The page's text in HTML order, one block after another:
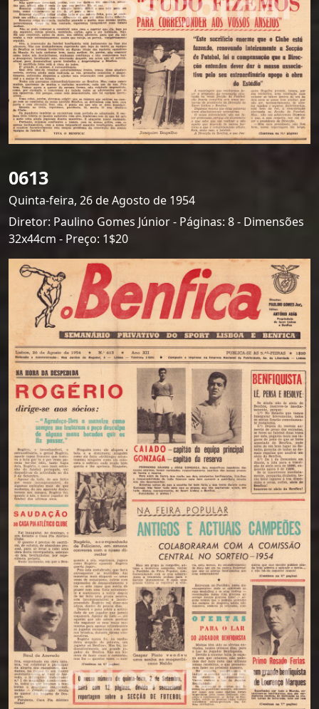
0613
Quinta-feira, 26 de Agosto de 1954
Diretor: Paulino Gomes Júnior - Páginas: 8 - Dimensões
32x44cm - Preço: 1$20